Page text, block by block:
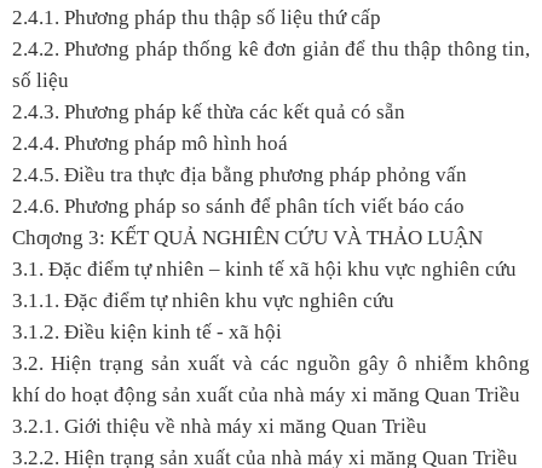
2.4.1. Phương pháp thu thập số liệu thứ cấp
2.4.2. Phương pháp thống kê đơn giản để thu thập thông tin,
số liệu
2.4.3. Phương pháp kế thừa các kết quả có sẵn
2.4.4. Phương pháp mô hình hoá
2.4.5. Điều tra thực địa bằng phương pháp phỏng vấn
2.4.6. Phương pháp so sánh để phân tích viết báo cáo
Chƣơng 3: KẾT QUẢ NGHIÊN CỨU VÀ THẢO LUẬN
3.1. Đặc điểm tự nhiên – kinh tế xã hội khu vực nghiên cứu
3.1.1. Đặc điểm tự nhiên khu vực nghiên cứu
3.1.2. Điều kiện kinh tế - xã hội
3.2. Hiện trạng sản xuất và các nguồn gây ô nhiễm không
khí do hoạt động sản xuất của nhà máy xi măng Quan Triều
3.2.1. Giới thiệu về nhà máy xi măng Quan Triều
3.2.2. Hiện trạng sản xuất của nhà máy xi măng Quan Triều